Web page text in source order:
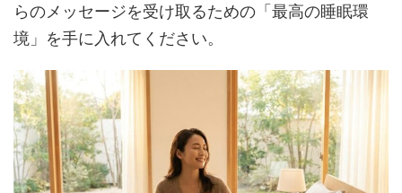
らのメッセージを受け取るための「最高の睡眠環
境」を手に入れてください。